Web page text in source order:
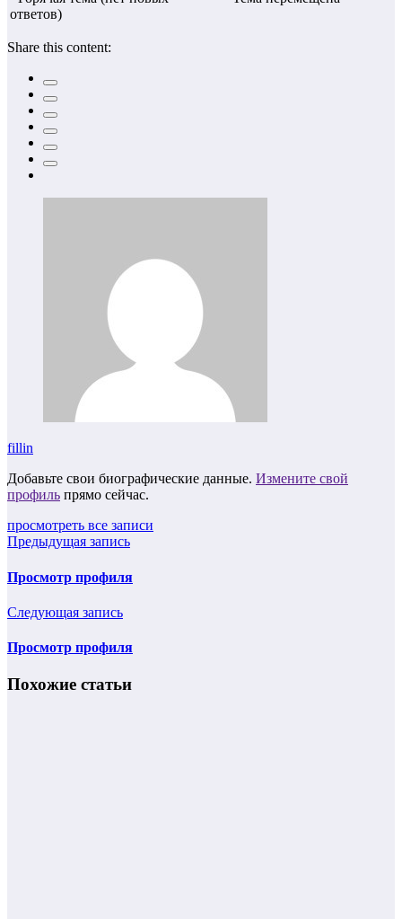
ответов)
Share this content:
fillin
Добавьте свои биографические данные. Измените свой
профиль прямо сейчас.
просмотреть все записи
Предыдущая запись
Просмотр профиля
Следующая запись
Просмотр профиля
Похожие статьи